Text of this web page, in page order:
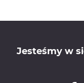
Jesteśmy w